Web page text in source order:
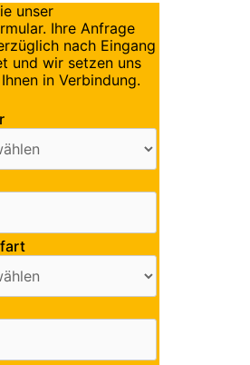
unser
Ihre Anfrage
nach Eingang
und wir setzen uns
in Verbindung.